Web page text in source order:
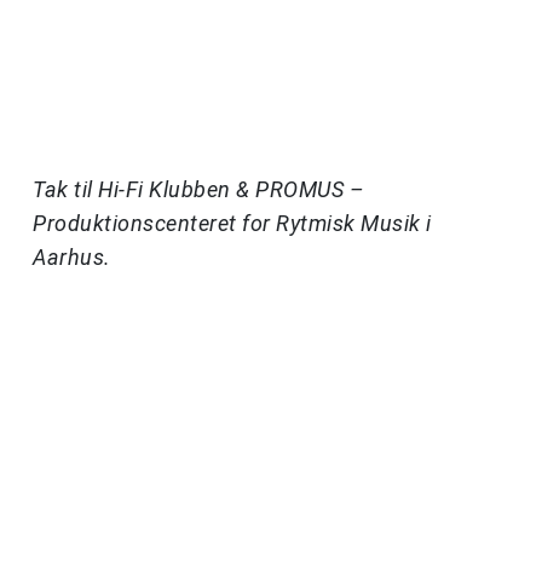
Tak tilHi-Fi Klubben & PROMUS –
Produktionscenteret for Rytmisk Musik i
Aarhus.